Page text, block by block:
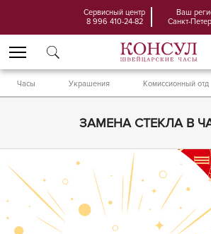
Сервисный центр
8 996 410-24-82
Ваш
Санкт-
Часы Украшения Комиссионный отд
ЗАМЕНА СТЕКЛА В